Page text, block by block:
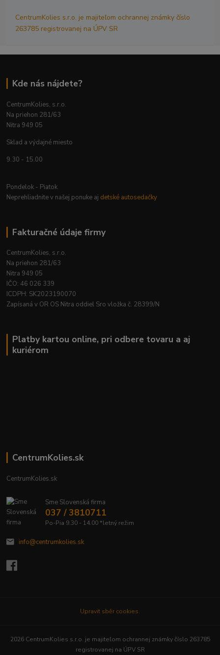
CentrumKolies s.r.o. je majiteľom ochrannej známky číslo
263785 registrovanej na ÚPV SR
Kde nás nájdete?
CentrumKolies, s.r.o.
Na priehon 281/63
Nitra 949 05
Sklad a výdajné miesto
9.30 - 15.00
Pondelok - Piatok
Neprehliadnite v našej ponuke aj detské autosedačky
Fakturačné údaje firmy
CentrumKolies, s.r.o.
Na priehon 281/63
Nitra 949 05
IČO: 46 026 339
ICDPH: SK2023190070
Zapísaná v OR OS Nitra oddiel Sro vložka č. 28399/N
Platby kartou online, pri odbere tovaru a aj
kuriérom
CentrumKolies.sk
CentrumKolies.sk
Sme Slovenská firma
037 / 3810711
Po-Pia 9.30 - 14.00 *letný režim
info@centrumkolies.sk
Upravit sběr cookies.
2026 CentrumKolies s.r.o. je majiteľom ochrannej známky číslo 263785
registrovanej na ÚPV SR